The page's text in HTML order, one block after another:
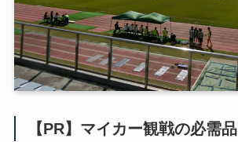
【PR】マイカー観戦の必需品